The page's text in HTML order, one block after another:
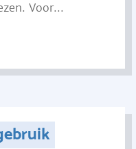
Voor...